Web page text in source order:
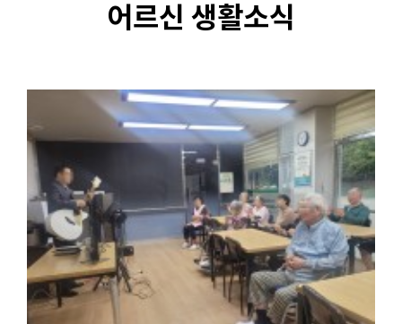
어르신 생활소식